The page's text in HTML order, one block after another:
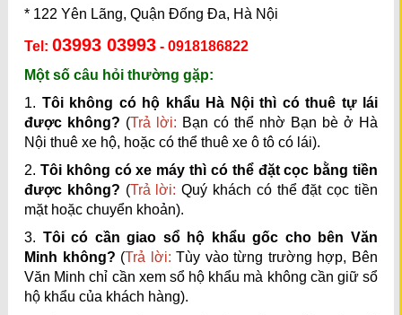
* 122 Yên Lãng, Quận Đống Đa, Hà Nội
Tel: 03993 03993 - 0918186822
Một số câu hỏi thường gặp:
1. Tôi không có hộ khẩu Hà Nội thì có thuê tự lái
được không? (Trả lời: Bạn có thể nhờ Bạn bè ở Hà
Nội thuê xe hộ, hoặc có thể thuê xe ô tô có lái).
2. Tôi không có xe máy thì có thể đặt cọc bằng tiền
được không? (Trả lời: Quý khách có thể đặt cọc tiền
mặt hoặc chuyển khoản).
3. Tôi có cần giao sổ hộ khẩu gốc cho bên Văn
Minh không? (Trả lời:Tùy vào từng trường hợp, Bên
Văn Minh chỉ cần xem sổ hộ khẩu mà không cần giữ sổ
hộ khẩu của khách hàng).